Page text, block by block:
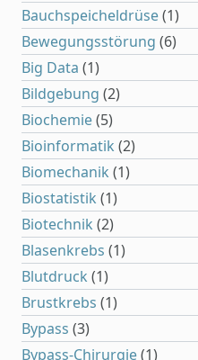
Bauchspeicheldrüse(1)
Bewegungsstörung (6)
Big Data (1)
Bildgebung (2)
Biochemie(5)
Bioinformatik (2)
Biomechanik (1)
Biostatistik (1)
Biotechnik (2)
Blasenkrebs (1)
Blutdruck (1)
Brustkrebs (1)
Bypass (3)
Bypass-Chirurgie(1)